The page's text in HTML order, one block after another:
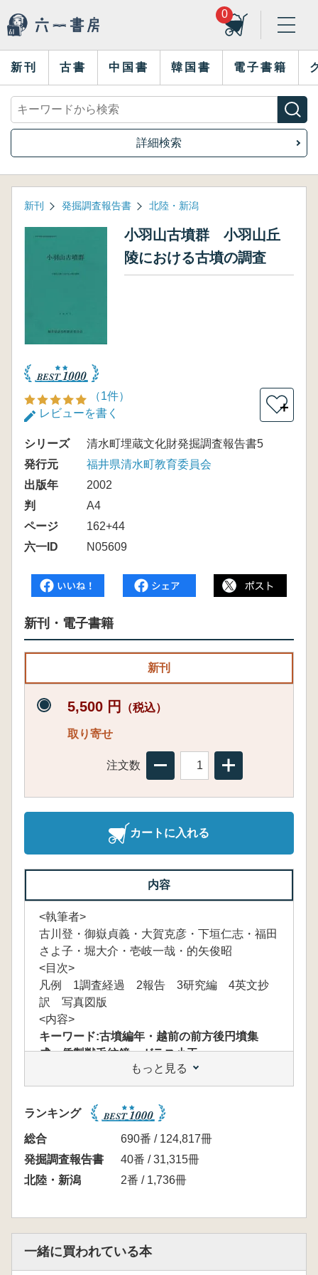
0
新刊 古書 中国書 韓国書 電子書籍
詳細検索
新刊 発掘調査報告書 北陸・新潟
小羽山古墳群 小羽山丘
陵における古墳の調査
（1件）
レビューを書く
＋
シリーズ
清水町埋蔵文化財発掘調査報告書5
発行元
福井県清水町教育委員会
出版年
2002
判
A4
ページ
162+44
六一ID
N05609
新刊・電子書籍
新刊
5,500 円 （税込）
取り寄せ
注文数
カートに入れる
内容
<執筆者>
古川登・御嶽貞義・大賀克彦・下垣仁志・福田
さよ子・堀大介・壱岐一哉・的矢俊昭
<目次>
凡例 1調査経過 2報告 3研究編 4英文抄
訳 写真図版
<内容>
キーワード:古墳編年・越前の前方後円墳集
成・倭製獣毛紋鏡・ガラス小玉
『小羽山古墳群』という報告書を一言でいう
なら、実験的な報告書といえる。通常の報告書
の本文は調査経過から始まるが、本書は20頁に
およぶ凡例-古墳時代の時期区分-から始まる。
この凡例は、凡例という名の論文であり、
2002年の日本考古学協会奈良県橿原大会で北
条芳隆氏が最も過激な古墳編年と評している。
ろに、この編年がいわゆるハサミとノリの古墳
もっと見る
ランキング
総合
690番 / 124,817冊
発掘調査報告書
40番 / 31,315冊
北陸・新潟
2番 / 1,736冊
一緒に買われている本